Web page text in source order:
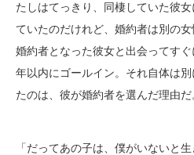
たしはてっきり、同棲していた彼
ていたのだけれど、婚約者は別の女
婚約者となった彼女と出会ってす
年以内にゴールイン。それ自体は
たのは、彼が婚約者を選んだ理由だ
「だってあの子は、僕がいないと